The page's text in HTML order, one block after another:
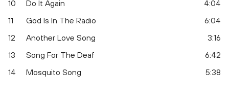
10
Do It Again
4:04
11
God Is In The Radio
6:04
12
Another Love Song
3:16
13
Song For The Deaf
6:42
14
Mosquito Song 5:38